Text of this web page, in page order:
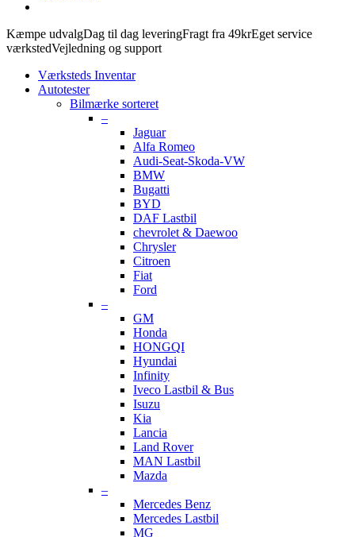
Kæmpe udvalgDag til dag leveringFragt fra 49krEget service
værkstedVejledning og support
Værksteds Inventar
Autotester
Bilmærke sorteret
–
Jaguar
Alfa Romeo
Audi-Seat-Skoda-VW
BMW
Bugatti
BYD
DAF Lastbil
chevrolet & Daewoo
Chrysler
Citroen
Fiat
Ford
–
GM
Honda
HONGQI
Hyundai
Infinity
Iveco Lastbil & Bus
Isuzu
Kia
Lancia
Land Rover
MAN Lastbil
Mazda
–
Mercedes Benz
Mercedes Lastbil
MG